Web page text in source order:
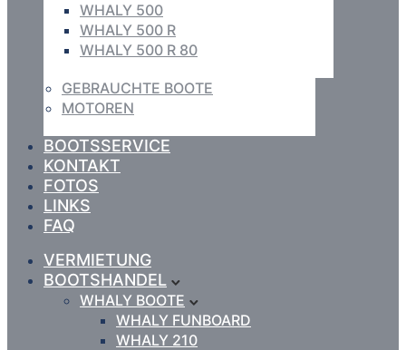
WHALY 500
WHALY 500 R
WHALY 500 R 80
GEBRAUCHTE BOOTE
MOTOREN
BOOTSSERVICE
KONTAKT
FOTOS
LINKS
FAQ
VERMIETUNG
BOOTSHANDEL
WHALY BOOTE
WHALY FUNBOARD
WHALY 210